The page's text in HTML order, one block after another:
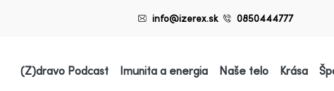
info@izerex.sk 0850444777
(Z)dravo Podcast Imunita a energia Naše telo Krása